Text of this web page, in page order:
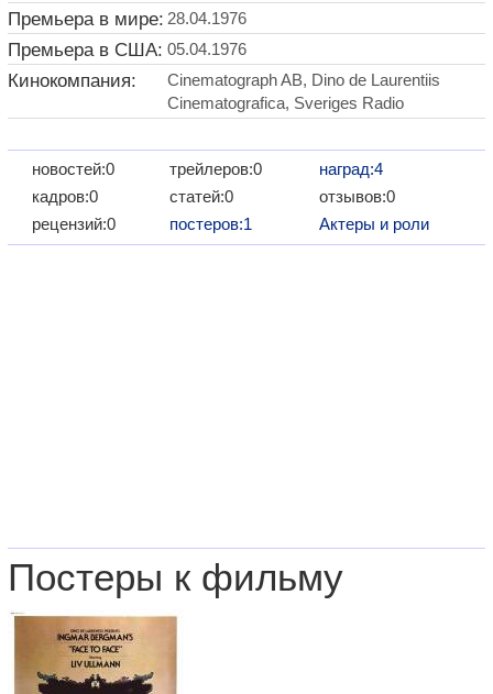
Премьера в мире: 28.04.1976
Премьера в США: 05.04.1976
Кинокомпания:
Cinematograph AB, Dino de Laurentiis
Cinematografica, Sveriges Radio
новостей:0
кадров:0
рецензий:0
трейлеров:0
статей:0
постеров:1
наград:4
отзывов:0
Актеры и роли
Постеры к фильму